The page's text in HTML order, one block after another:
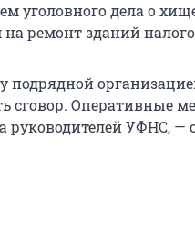
уголовного дела о
ремонт зданий
подрядной
Оперативные
руководителей УФНС, —